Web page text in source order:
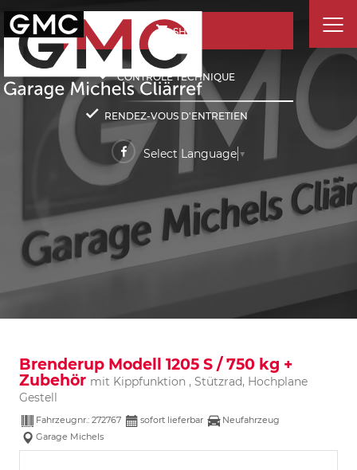
SHOP
CONTRÔLE TECHNIQUE
RENDEZ-VOUS D'ENTRETIEN
Select Language ▼
Brenderup Modell 1205 S / 750 kg +
Zubehör mit Kippfunktion , Stützrad, Hochplane
Gestell
Fahrzeugnr.: 272767 sofort lieferbar
Neufahrzeug
Garage Michels